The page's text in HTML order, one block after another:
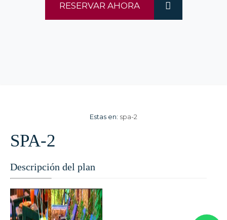
Estas en: spa-2
SPA-2
Descripción del plan
RESERVAR AHORA